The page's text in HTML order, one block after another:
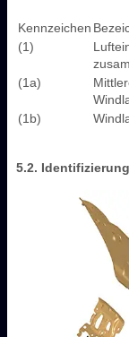
Kennzeichen
(1)
(1a)
(1b)
5.2.